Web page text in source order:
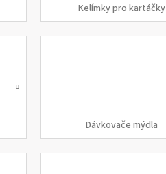
Kelímky pro kartáčky
Dávkovače mýdla